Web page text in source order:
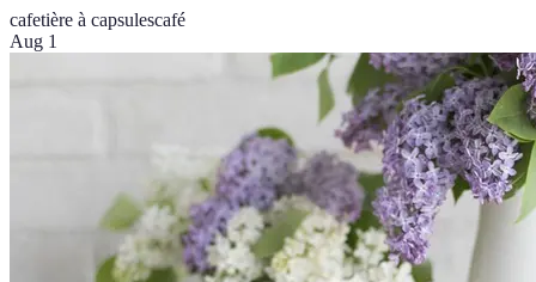
cafetière à capsulescafé
Aug 1